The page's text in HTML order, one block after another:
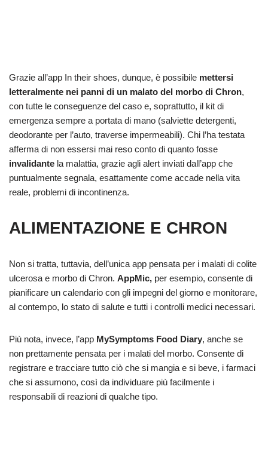
Grazie all’app In their shoes, dunque, è possibile mettersi
letteralmente nei panni di un malato del morbo di Chron,
con tutte le conseguenze del caso e, soprattutto, il kit di
emergenza sempre a portata di mano (salviette detergenti,
deodorante per l’auto, traverse impermeabili). Chi l’ha testata
afferma di non essersi mai reso conto di quanto fosse
invalidante la malattia, grazie agli alert inviati dall’app che
puntualmente segnala, esattamente come accade nella vita
reale, problemi di incontinenza.
ALIMENTAZIONE E CHRON
Non si tratta, tuttavia, dell’unica app pensata per i malati di colite
ulcerosa e morbo di Chron. AppMic, per esempio, consente di
pianificare un calendario con gli impegni del giorno e monitorare,
al contempo, lo stato di salute e tutti i controlli medici necessari.
Più nota, invece, l’app MySymptoms Food Diary, anche se
non prettamente pensata per i malati del morbo. Consente di
registrare e tracciare tutto ciò che si mangia e si beve, i farmaci
che si assumono, così da individuare più facilmente i
responsabili di reazioni di qualche tipo.